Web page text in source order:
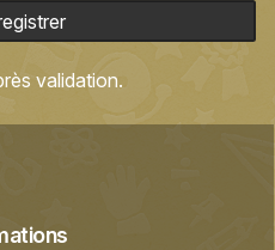
validation.